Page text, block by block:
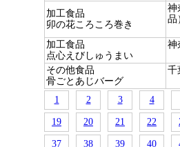
加工食品
卯の花ころころ巻き
神
品
加工食品
点心えびしゅうまい
神
その他食品
骨ごとあじバーグ
千
1 2 3 4
19 20 21 22
37 38 39 40